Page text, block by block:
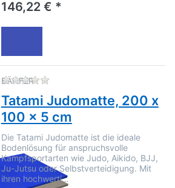
146,22 € *
BÄNFER Zu diesem Produkt liegen
Tatami Judomatte, 200 x
100 x 5 cm
Die Tatami Judomatte ist die ideale
Bodenlösung für anspruchsvolle
Kampfsportarten wie Judo, Aikido, BJJ,
Ju-Jutsu oder Selbstverteidigung. Mit
ihren hochwerti…